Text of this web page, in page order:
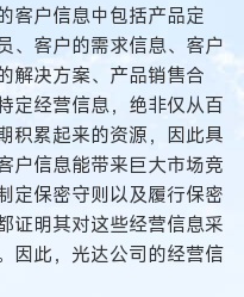
客户信息中包括产品定
、客户的需求信息、客户
解决方案、产品销售合
定经营信息，绝非仅从百
积累起来的资源，因此具
户信息能带来巨大市场竞
定保密守则以及履行保密
证明其对这些经营信息采
因此，光达公司的经营信